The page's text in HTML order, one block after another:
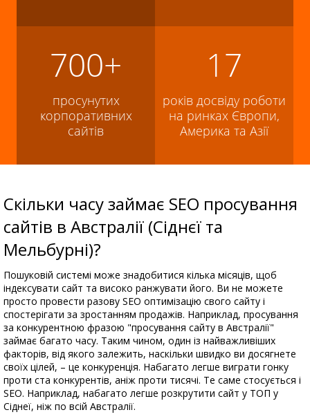
700+
просунутих
корпоративних
сайтів
17
років досвіду роботи
на ринках Європи,
Америка та Азії
Скільки часу займає SEO просування
сайтів в Австралії (Сіднєї та
Мельбурні)?
Пошуковій системі може знадобитися кілька місяців, щоб
індексувати сайт та високо ранжувати його. Ви не можете
просто провести разову SEO оптимізацію свого сайту і
спостерігати за зростанням продажів. Наприклад, просування
за конкурентною фразою "просування сайту в Австралії"
займає багато часу. Таким чином, один із найважливіших
факторів, від якого залежить, наскільки швидко ви досягнете
своїх цілей, – це конкуренція. Набагато легше виграти гонку
проти ста конкурентів, аніж проти тисячі. Те саме стосується і
SEO. Наприклад, набагато легше розкрутити сайт у ТОП у
Сіднеї, ніж по всій Австралії.